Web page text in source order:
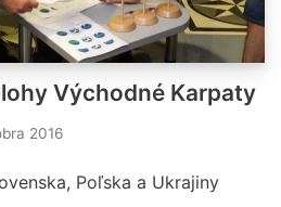
Východné Karpaty
2016
Poľska a Ukrajiny